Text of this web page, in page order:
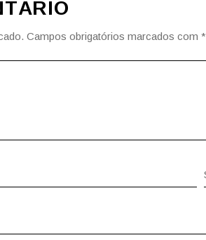
Campos obrigatórios marcados com *